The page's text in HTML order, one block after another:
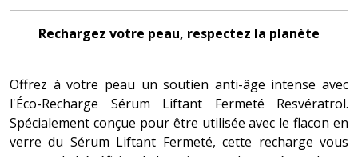
Rechargez votre peau, respectez la planète
Offrez à votre peau un soutien anti-âge intense avec
l'Éco-Recharge Sérum Liftant Fermeté Resvératrol.
Spécialement conçue pour être utilisée avec le flacon en
verre du Sérum Liftant Fermeté, cette recharge vous